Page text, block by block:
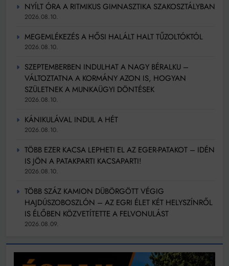
NYÍLT ÓRA A RITMIKUS GIMNASZTIKA SZAKOSZTÁLYBAN
2026.08.10.
MEGEMLÉKEZÉS A HŐSI HALÁLT HALT TŰZOLTÓKTÓL
2026.08.10.
SZEPTEMBERBEN INDULHAT A NAGY BÉRALKU –
VÁLTOZTATNA A KORMÁNY AZON IS, HOGYAN
SZÜLETNEK A MUNKAÜGYI DÖNTÉSEK
2026.08.10.
KÁNIKULÁVAL INDUL A HÉT
2026.08.10.
TÖBB EZER KACSA LEPHETI EL AZ EGER-PATAKOT – IDÉN
IS JÖN A PATAKPARTI KACSAPARTI!
2026.08.10.
TÖBB SZÁZ KAMION DÜBÖRGÖTT VÉGIG
HAJDÚSZOBOSZLÓN – AZ EGRI ÉLET KÉT HELYSZÍNRŐL
IS ÉLŐBEN KÖZVETÍTETTE A FELVONULÁST
2026.08.09.